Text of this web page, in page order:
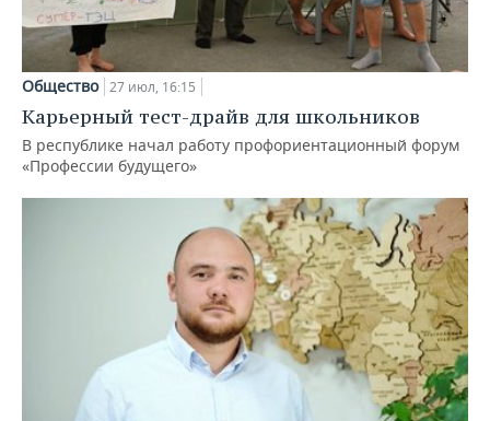
Общество 27 июл, 16:15
Карьерный тест-драйв для школьников
В республике начал работу профориентационный форум
«Профессии будущего»